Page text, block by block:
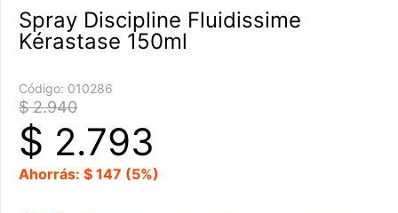
Spray Discipline Fluidissime
Kérastase 150ml
Código: 010286
$ 2.940
$ 2.793
Ahorrás: $ 147 (5%)